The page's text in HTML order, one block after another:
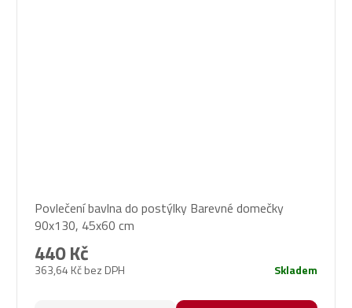
Povlečení bavlna do postýlky Barevné domečky
90x130, 45x60 cm
363,64 Kč bez DPH
440 Kč
Skladem